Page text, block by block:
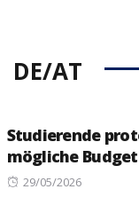
DE/AT
Studierende
mögliche
Posted
29/05/2026